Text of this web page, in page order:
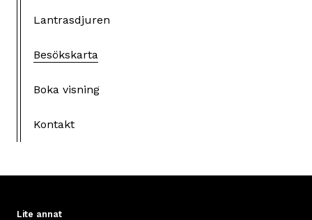
Lantrasdjuren
Besökskarta
Boka visning
Kontakt
Lite annat